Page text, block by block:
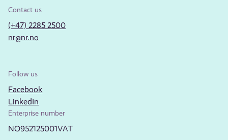
Contact us
(+47) 2285 2500
nr@nr.no
Follow us
Facebook
LinkedIn
Enterprise number
NO952125001VAT